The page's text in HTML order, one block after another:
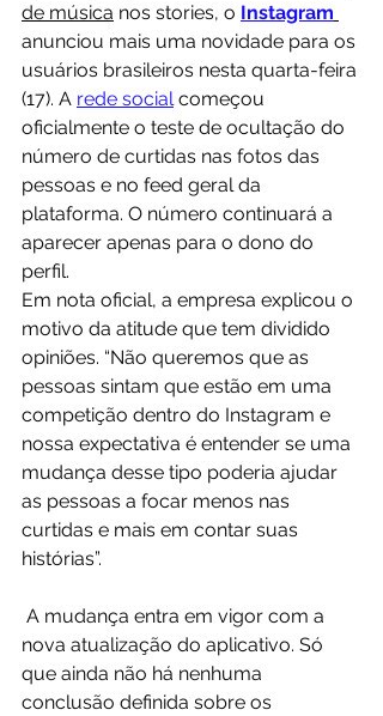
de música nos stories, o Instagram
anunciou mais uma novidade para os
usuários brasileiros nesta quarta-feira
(17). A rede social começou
oficialmente o teste de ocultação do
número de curtidas nas fotos das
pessoas e no feed geral da
plataforma. O número continuará a
aparecer apenas para o dono do
perfil.
Em nota oficial, a empresa explicou o
motivo da atitude que tem dividido
opiniões. “Não queremos que as
pessoas sintam que estão em uma
competição dentro do Instagram e
nossa expectativa é entender se uma
mudança desse tipo poderia ajudar
as pessoas a focar menos nas
curtidas e mais em contar suas
histórias”.
nova atualização do aplicativo. Só
que ainda não há nenhuma
conclusão definida sobre os